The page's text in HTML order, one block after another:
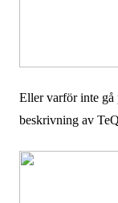
Eller varför inte gå
beskrivning av